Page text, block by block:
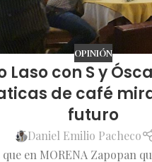
OPINIÓN
Laso con S y
de café
futuro
Daniel Emilio Pacheco
que en MORENA Zapopan